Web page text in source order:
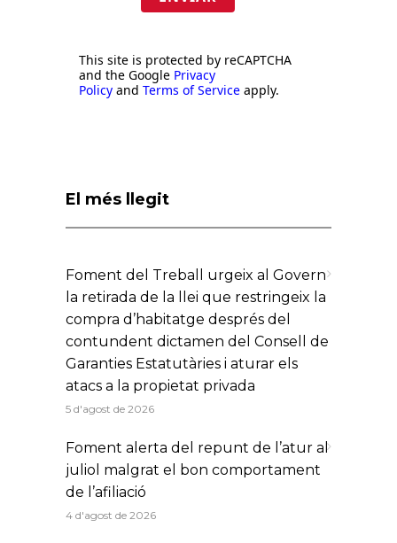
This site is protected by reCAPTCHA
and the Google Privacy
Policy and Terms of Service apply.
El més llegit
Foment del Treball urgeix al Govern
la retirada de la llei que restringeix la
compra d’habitatge després del
contundent dictamen del Consell de
Garanties Estatutàries i aturar els
atacs a la propietat privada
5 d'agost de 2026
Foment alerta del repunt de l’atur al
juliol malgrat el bon comportament
de l’afiliació
4 d'agost de 2026